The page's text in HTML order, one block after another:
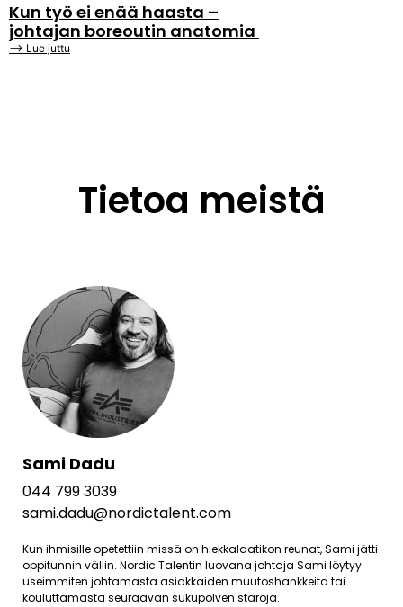
Kun työ ei enää haasta –
johtajan boreoutin anatomia
⟶ Lue juttu
Tietoa meistä
Sami Dadu
044 799 3039
sami.dadu@nordictalent.com
Kun ihmisille opetettiin missä on hiekkalaatikon reunat, Sami jätti
oppitunnin väliin. Nordic Talentin luovana johtaja Sami löytyy
useimmiten johtamasta asiakkaiden muutoshankkeita tai
kouluttamasta seuraavan sukupolven staroja.